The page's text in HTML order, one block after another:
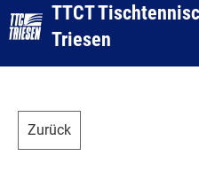
TTCT
Triesen
Zurück